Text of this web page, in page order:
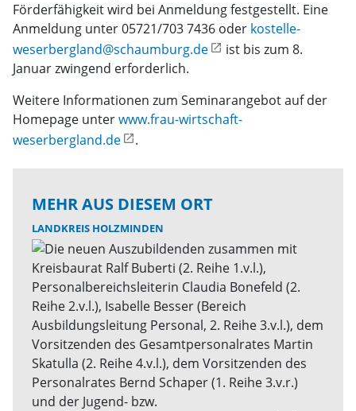
Förderfähigkeit wird bei Anmeldung festgestellt. Eine
Anmeldung unter 05721/703 7436 oder kostelle-
weserbergland@schaumburg.de
ist bis zum 8.
Januar zwingend erforderlich.
Weitere Informationen zum Seminarangebot auf der
Homepage unterwww.frau-wirtschaft-
weserbergland.de
.
MEHR AUS DIESEM ORT
LANDKREIS HOLZMINDEN